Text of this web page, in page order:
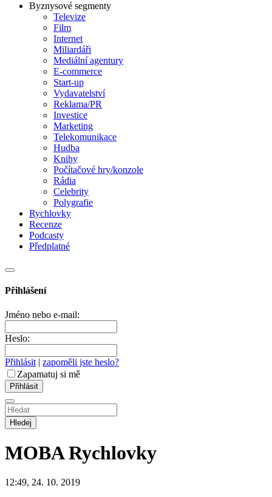
Byznysové segmenty
Televize
Film
Internet
Miliardáři
Mediální agentury
E-commerce
Start-up
Vydavatelství
Reklama/PR
Investice
Marketing
Telekomunikace
Hudba
Knihy
Počítačové hry/konzole
Rádia
Celebrity
Polygrafie
Rychlovky
Recenze
Podcasty
Předplatné
Přihlášení
Jméno nebo e-mail:
Heslo:
Přihlásit | zapoměli jste heslo?
Zapamatuj si mě
Hledej
MOBA Rychlovky
12:49, 24. 10. 2019